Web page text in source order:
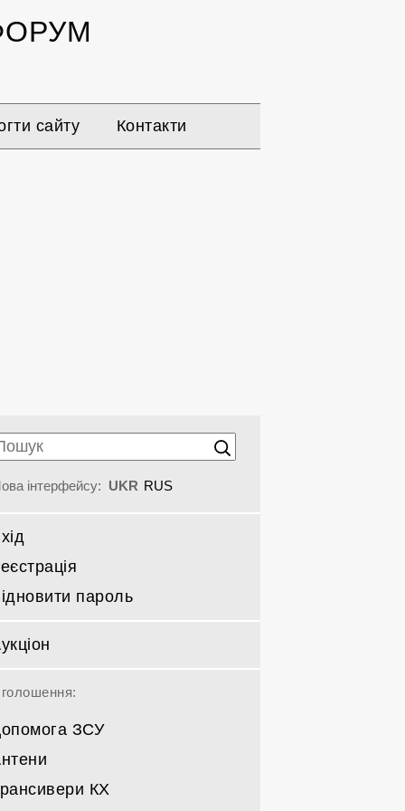
сайту Контакти
інтерфейсу: UKR RUS
пароль
ЗСУ
Спрямовані КВ
КХ